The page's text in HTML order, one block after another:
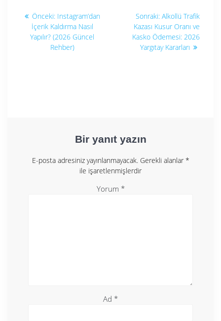
Yazı
gezinmesi
Önceki: Önceki
yazı:
Instagram’dan
İçerik Kaldırma Nasıl
Yapılır? (2026 Güncel
Rehber)
Sonraki: Sonraki
yazı:
Alkollü Trafik
Kazası Kusur Oranı ve
Kasko Ödemesi: 2026
Yargıtay Kararları
Bir yanıt yazın
E-posta adresiniz yayınlanmayacak. Gerekli alanlar *
ile işaretlenmişlerdir
Yorum *
Ad *